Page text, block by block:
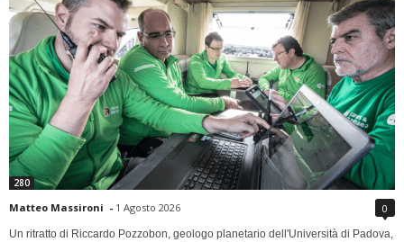
280
Matteo Massironi - 1 Agosto 2026 0
Un ritratto di Riccardo Pozzobon, geologo planetario dell'Università di Padova,